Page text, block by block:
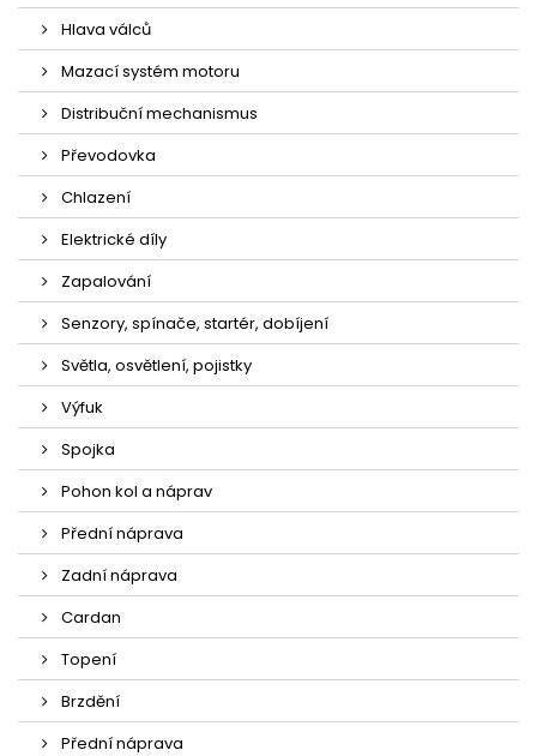
Hlava válců
Mazací systém motoru
Distribuční mechanismus
Převodovka
Chlazení
Elektrické díly
Zapalování
Senzory, spínače, startér, dobíjení
Světla, osvětlení, pojistky
Výfuk
Spojka
Pohon kol a náprav
Přední náprava
Zadní náprava
Cardan
Topení
Brzdění
Přední náprava